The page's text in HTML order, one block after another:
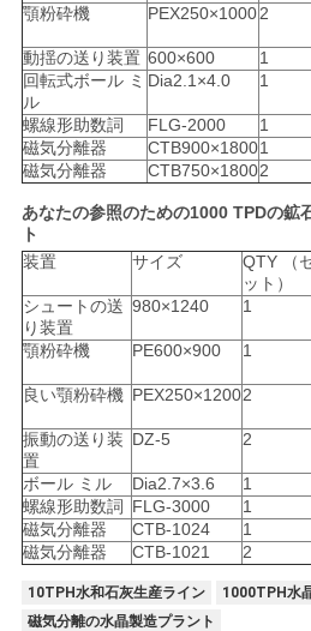
リ
シ
ー
顎粉砕機
PEX250×10002
動揺の送り装置 600×600 1
回転式ボール ミ
ル
Dia2.1×4.0 1
螺線形助数詞 FLG-2000 1
磁気分離器
CTB900×18001
磁気分離器
CTB750×18002
あなたの参照のための1000 TPDの鉱
ト
装置
サイズ
QTY （
ット）
シュートの送
り装置
980×1240 1
顎粉砕機 PE600×900 1
良い顎粉砕機 PEX250×12002
振動の送り装
置
DZ-5 2
ボール ミル Dia2.7×3.6 1
螺線形助数詞 FLG-3000 1
磁気分離器
CTB-1024 1
磁気分離器
CTB-1021 2
10TPH水和石灰生産ライン
1000TPH水
磁気分離の水晶製造プラント